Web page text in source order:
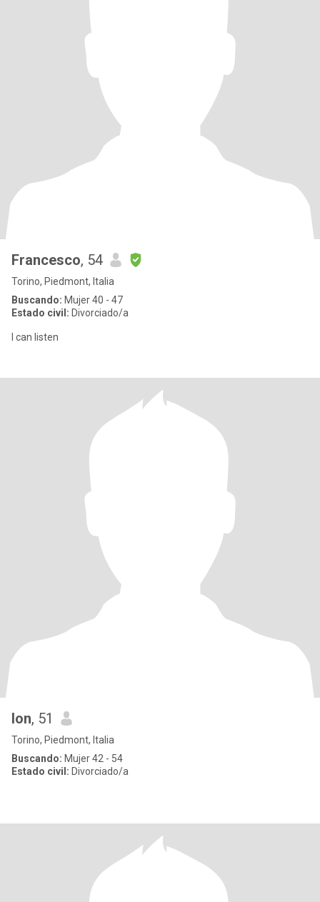
Francesco, 54
Torino, Piedmont, Italia
Buscando: Mujer 40 - 47
Estado civil: Divorciado/a
I can listen
Ion, 51
Torino, Piedmont, Italia
Buscando: Mujer 42 - 54
Estado civil: Divorciado/a